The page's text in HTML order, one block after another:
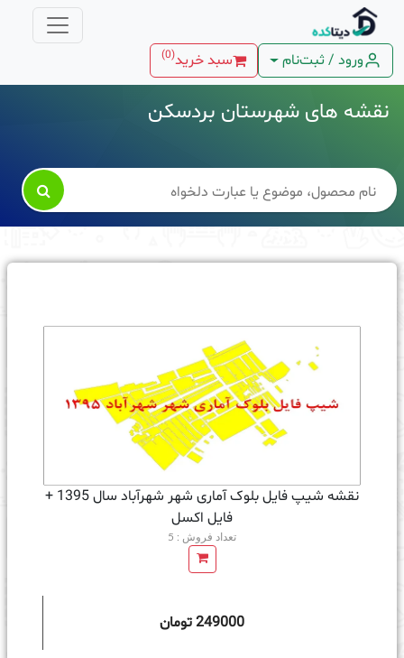
ورود / ثبت‌نام سبد خرید(
0
)
نقشه های شهرستان بردسکن

نقشه شیپ فایل بلوک آماری شهر شهرآباد سال 1395 +
فايل اكسل
تعداد فروش : 5
249000 تومان